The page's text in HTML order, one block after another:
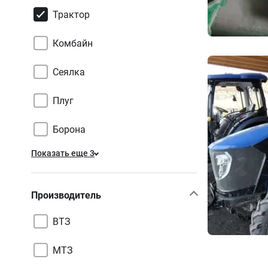
Трактор
Комбайн
Сеялка
Плуг
Борона
Показать еще 3
Производитель
ВТЗ
МТЗ